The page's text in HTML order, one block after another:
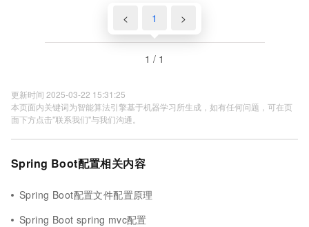
< 1 >
1 / 1
更新时间 2025-03-22 15:31:25
本页面内关键词为智能算法引擎基于机器学习所生成，如有任何问题，可在页
面下方点击"联系我们"与我们沟通。
Spring Boot配置相关内容
Spring Boot配置文件配置原理
Spring Boot spring mvc配置